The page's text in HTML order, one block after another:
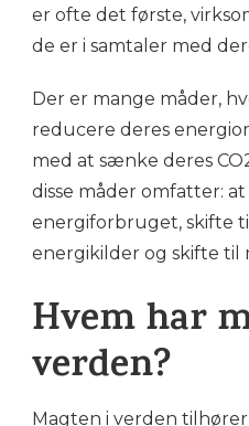
er ofte det første,
de er i samtaler med
Der er mange måder,
reducere deres
med at sænke deres
disse måder omfatter:
energiforbruget, skifte
energikilder og skifte til
Hvem har
verden?
Magten i verden